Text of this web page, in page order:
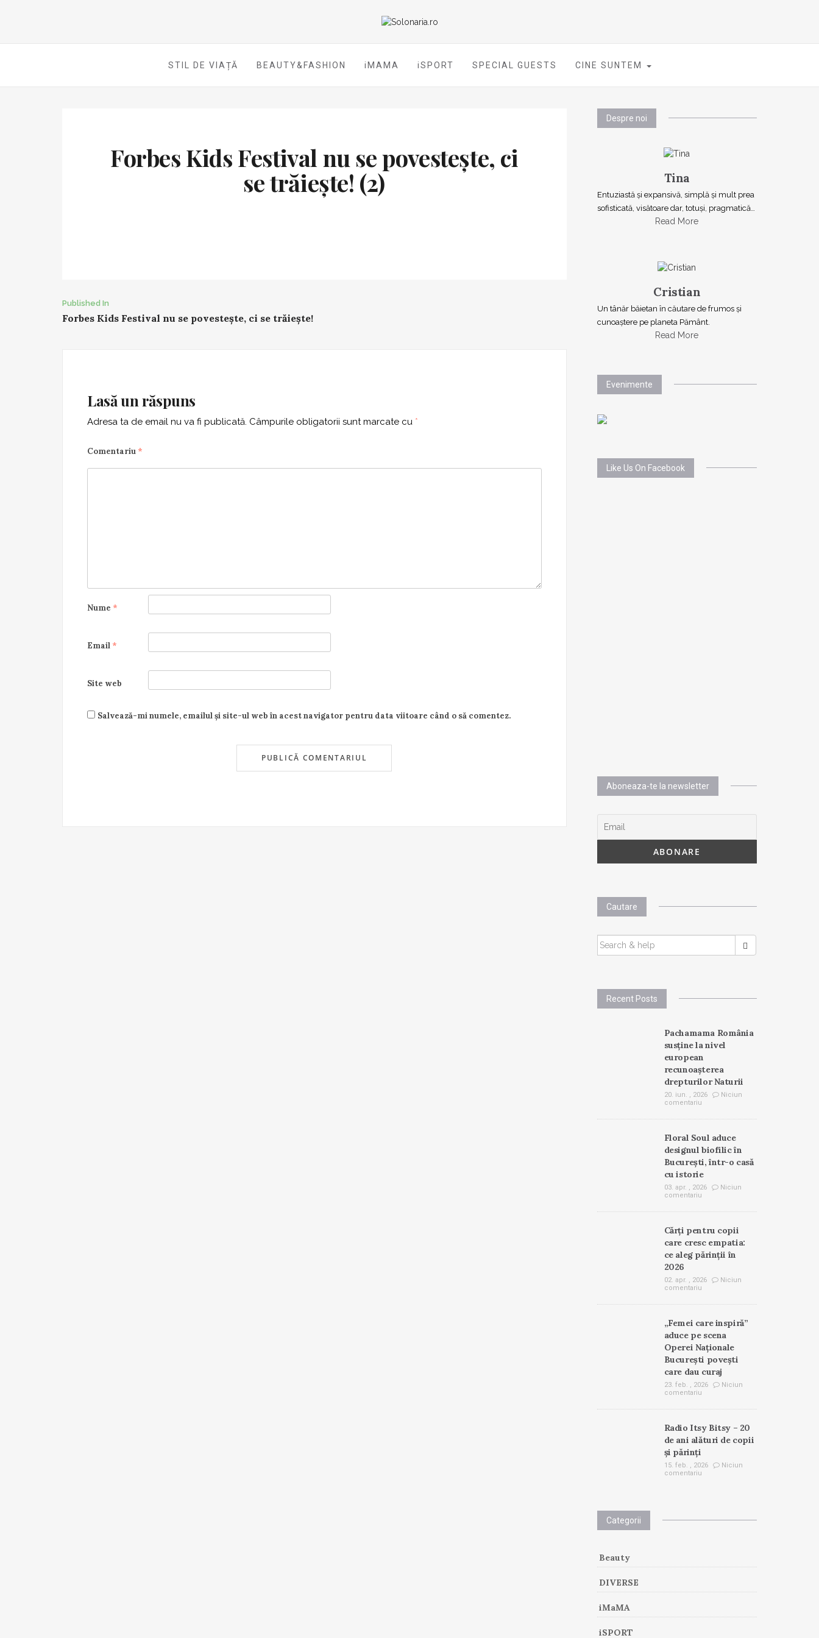
STIL DE VIAȚĂ BEAUTY&FASHION iMAMA iSPORT SPECIAL GUESTS CINE SUNTEM
Forbes Kids Festival nu se povestește, ci
se trăiește! (2)
Post
Published In
Forbes Kids Festival nu se povestește, ci se trăiește!
Lasă un răspuns
Adresa ta de email nu va fi publicată. Câmpurile obligatorii sunt marcate cu *
Comentariu *
Nume *
Email *
Site web
Salvează-mi numele, emailul și site-ul web în acest navigator pentru data viitoare când o să comentez.
Despre noi
Tina
Entuziastă şi expansivă, simplă şi mult prea
sofisticată, visătoare dar, totuşi, pragmatică…
Read More
Cristian
Un tânăr băietan în căutare de frumos și
cunoaștere pe planeta Pământ.
Read More
Evenimente
Like Us On Facebook
Aboneaza-te la newsletter
Cautare
SEARCH
FOR:
Recent Posts
Pachamama România
susține la nivel
european
recunoașterea
drepturilor Naturii
20. iun. , 2026
Niciun
comentariu
Floral Soul aduce
designul biofilic în
București, într-o casă
cu istorie
03. apr. , 2026
Niciun
comentariu
Cărți pentru copii
care cresc empatia:
ce aleg părinții în
2026
02. apr. , 2026
Niciun
comentariu
„Femei care inspiră”
aduce pe scena
Operei Naționale
București povești
care dau curaj
23. feb. , 2026
Niciun
comentariu
Radio Itsy Bitsy – 20
de ani alături de copii
și părinți
15. feb. , 2026
Niciun
comentariu
Categorii
Beauty
DIVERSE
iMaMA
iSPORT